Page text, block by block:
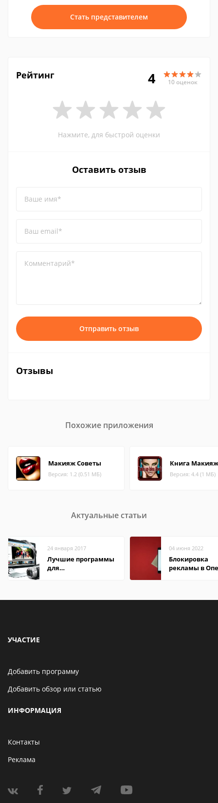
Стать представителем
Рейтинг 4 10 оценок
Нажмите, для быстрой оценки
Оставить отзыв
Ваше имя*
Ваш email*
Комментарий*
Отправить отзыв
Отзывы
Похожие приложения
Макияж Советы
Версия: 1.2 (0.51 МБ)
Книга
Версия: 4.4 (1 МБ)
Актуальные статьи
24 января 2017
Лучшие программы
для
04 июня 2022
Блокировка
рекламы в
УЧАСТИЕ
Добавить программу
Добавить обзор или статью
ИНФОРМАЦИЯ
Контакты
Реклама